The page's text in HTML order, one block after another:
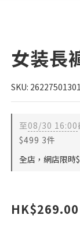
女装長
SKU:
至08/30 16:00
$499 3件
全店，網店限時
HK$269.00